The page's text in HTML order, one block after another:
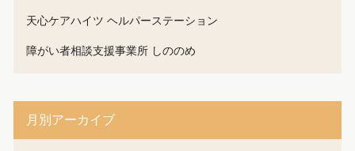
天心ケアハイツ ヘルパーステーション
障がい者相談支援事業所 しののめ
月別アーカイブ